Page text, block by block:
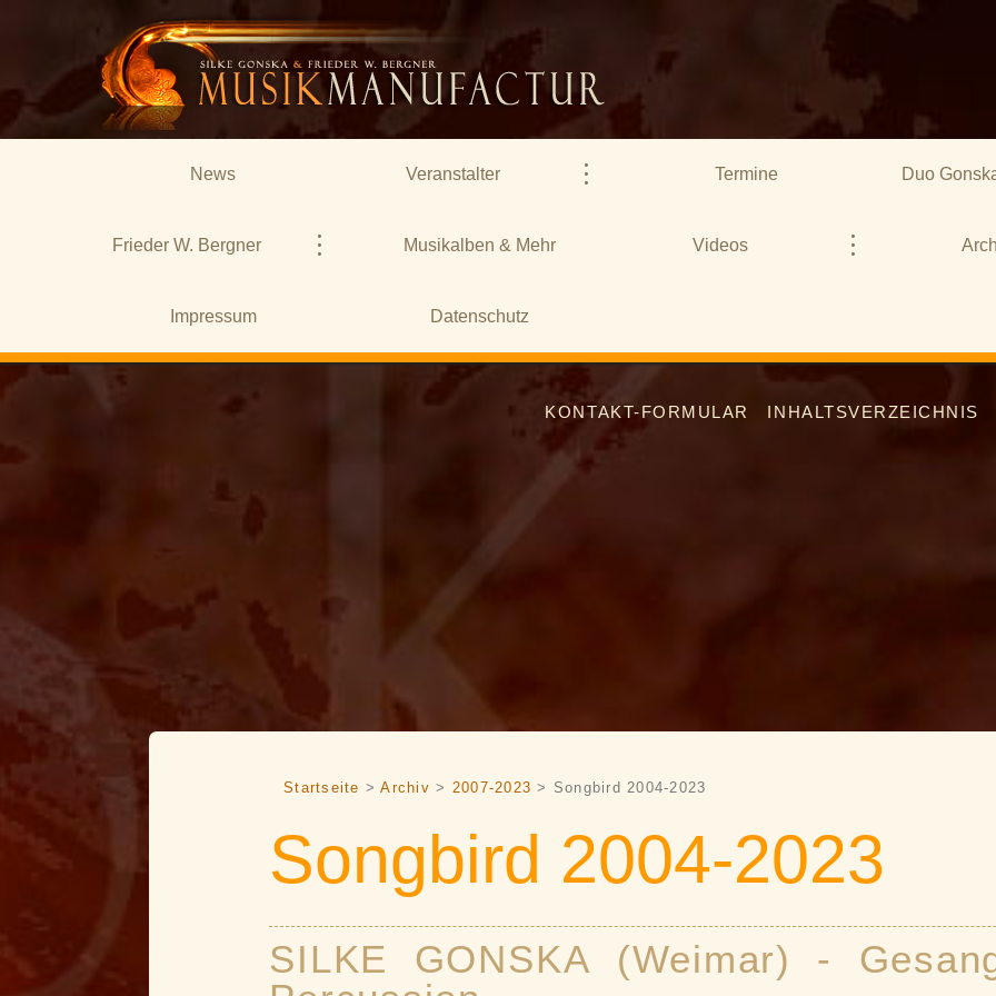
News Veranstalter Termine Duo
Frieder W. Bergner Musikalben & Mehr Videos
Impressum Datenschutz
KONTAKT-FORMULAR INHALTSVERZEICHNIS
Startseite >Archiv > 2007-2023 > Songbird 2004-2023
Songbird 2004-2023
SILKE GONSKA (Weimar) -